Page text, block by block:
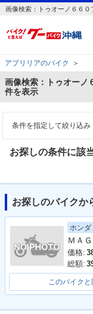
画像検索：トゥオーノ６６
アプリリアのバイク ＞
画像検索：トゥオーノ
件を表示
条件を指定して絞り込み
お探しの条件に該
お探しのバイクか
ホンダ
価格:
総額:
このバイク